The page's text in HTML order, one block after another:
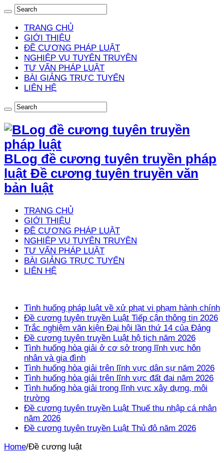
TRANG CHỦ
GIỚI THIỆU
ĐỀ CƯƠNG PHÁP LUẬT
NGHIỆP VỤ TUYÊN TRUYỀN
TƯ VẤN PHÁP LUẬT
BÀI GIẢNG TRỰC TUYẾN
LIÊN HỆ
BLog đề cương tuyên truyền pháp
luật Đề cương tuyên truyền văn
bản luật
TRANG CHỦ
GIỚI THIỆU
ĐỀ CƯƠNG PHÁP LUẬT
NGHIỆP VỤ TUYÊN TRUYỀN
TƯ VẤN PHÁP LUẬT
BÀI GIẢNG TRỰC TUYẾN
LIÊN HỆ
Tình huống pháp luật về xử phạt vi phạm hành chính
Đề cương tuyên truyền Luật Tiếp cận thông tin 2026
Trắc nghiệm văn kiện Đại hội lần thứ 14 của Đảng
Đề cương tuyên truyền Luật hộ tịch năm 2026
Tình huống hòa giải ở cơ sở trong lĩnh vực hôn
nhân và gia đình
Tình huống hòa giải trên lĩnh vực dân sự năm 2026
Tình huống hòa giải trên lĩnh vực đất đai năm 2026
Tình huống hòa giải trong lĩnh vực xây dựng, môi
trường
Đề cương tuyên truyền Luật Thuế thu nhập cá nhân
năm 2026
Đề cương tuyên truyền Luật Thủ đô năm 2026
Home/Đề cương luật